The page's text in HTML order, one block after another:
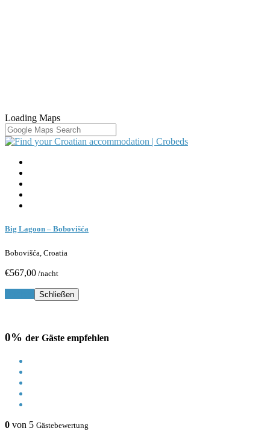
Loading Maps
Big Lagoon – Bobovišća
Bobovišća, Croatia
€567,00 /nacht
Schließen
0% der Gäste empfehlen
0 von 5 Gästebewertung